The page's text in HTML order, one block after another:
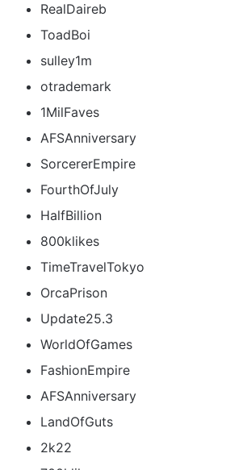
RealDaireb
ToadBoi
sulley1m
otrademark
1MilFaves
AFSAnniversary
SorcererEmpire
FourthOfJuly
HalfBillion
800klikes
TimeTravelTokyo
OrcaPrison
Update25.3
WorldOfGames
FashionEmpire
AFSAnniversary
LandOfGuts
2k22